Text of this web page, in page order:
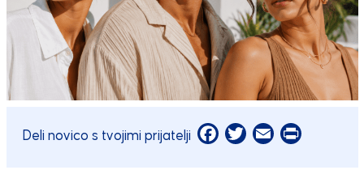
Deli novico s tvojimi prijatelji Facebook
Twitter
EmailPrint